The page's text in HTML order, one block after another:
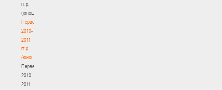
гг.р.
(юноши)
Первенство
2010-
2011
гг.р.
(юноши)
Первенство
2010-
2011